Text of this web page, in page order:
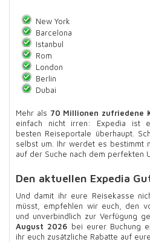
New York
Barcelona
Istanbul
Rom
London
Berlin
Dubai
Mehr als 70 Millionen zufriedene
einfach nicht irren: Expedia ist
besten Reiseportale überhaupt.
selbst um. Ihr werdet es bestimmt
auf der Suche nach dem perfekten
Den aktuellen Expedia
Und damit ihr eure Reisekasse
müsst, empfehlen wir euch, den
und unverbindlich zur Verfügung
August 2026 bei eurer Buchung
ihr euch zusätzliche Rabatte auf